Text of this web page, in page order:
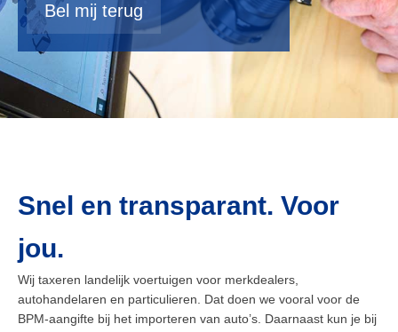
Bel mij terug
Snel en transparant. Voor
jou.
Wij taxeren landelijk voertuigen voor merkdealers,
autohandelaren en particulieren. Dat doen we vooral voor de
BPM-aangifte bij het importeren van auto’s. Daarnaast kun je bij